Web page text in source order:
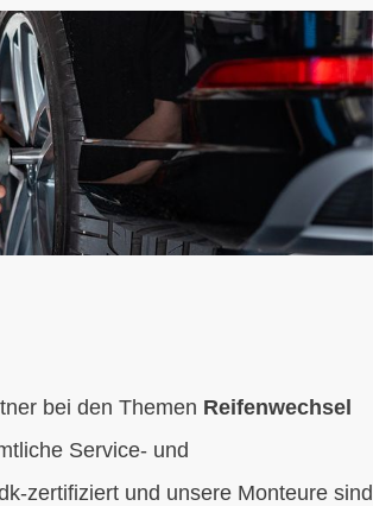
bei den Themen Reifenwechsel
Service- und
zertifiziert und unsere Monteure sind